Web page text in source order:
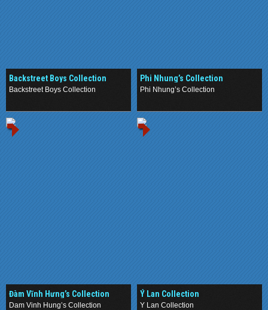
Backstreet Boys Collection
Backstreet Boys Collection
Phi Nhung’s Collection
Phi Nhung’s Collection
Đàm Vĩnh Hưng’s Collection
Dam Vinh Hung’s Collection
Ý Lan Collection
Y Lan Collection